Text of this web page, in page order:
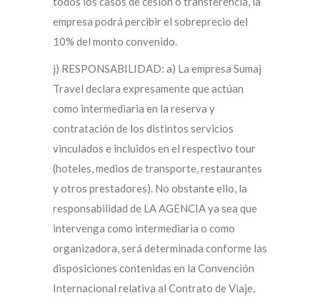
empresa podrá percibir el sobreprecio del
10% del monto convenido.
j) RESPONSABILIDAD: a) La empresa Sumaj
Travel declara expresamente que actúan
como intermediaria en la reserva y
contratación de los distintos servicios
vinculados e incluidos en el respectivo tour
(hoteles, medios de transporte, restaurantes
y otros prestadores). No obstante ello, la
responsabilidad de LA AGENCIA ya sea que
intervenga como intermediaria o como
organizadora, será determinada conforme las
disposiciones contenidas en la Convención
Internacional relativa al Contrato de Viaje,